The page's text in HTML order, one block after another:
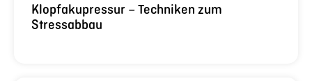
Klopfakupressur – Techniken zum
Stressabbau